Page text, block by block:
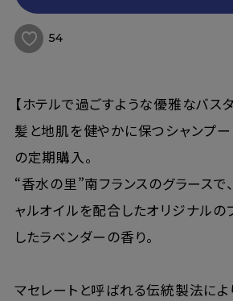
54
【ホテルで過ごすような優雅なバス
髪と地肌を健やかに保つシャンプー
の定期購入。
“香水の里”南フランスのグラースで
ャルオイルを配合したオリジナルの
したラベンダーの香り。
マセレートと呼ばれる伝統製法に